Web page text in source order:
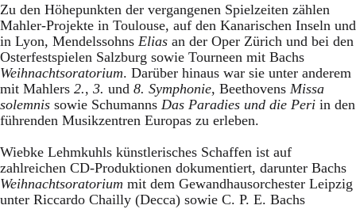
Zu den Höhepunkten der vergangenen Spielzeiten zählen
Mahler-Projekte in Toulouse, auf den Kanarischen Inseln und
in Lyon, Mendelssohns Elias an der Oper Zürich und bei den
Osterfestspielen Salzburg sowie Tourneen mit Bachs
Weihnachtsoratorium. Darüber hinaus war sie unter anderem
mit Mahlers 2., 3. und 8. Symphonie, Beethovens Missa
solemnis sowie Schumanns Das Paradies und die Peri in den
führenden Musikzentren Europas zu erleben.
Wiebke Lehmkuhls künstlerisches Schaffen ist auf
zahlreichen CD-Produktionen dokumentiert, darunter Bachs
Weihnachtsoratorium mit dem Gewandhausorchester Leipzig
unter Riccardo Chailly (Decca) sowie C. P. E. Bachs